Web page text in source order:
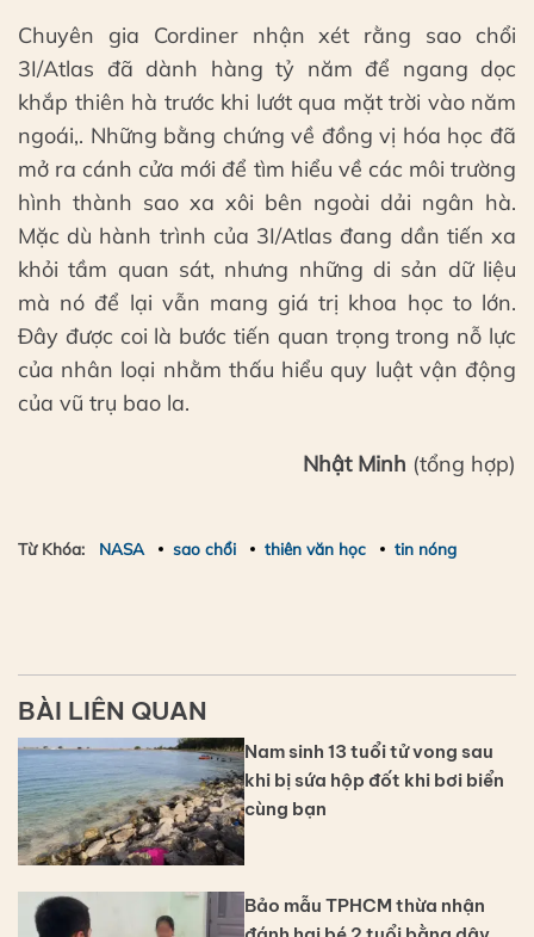
Chuyên gia Cordiner nhận xét rằng sao chổi
3I/Atlas đã dành hàng tỷ năm để ngang dọc
khắp thiên hà trước khi lướt qua mặt trời vào năm
ngoái,. Những bằng chứng về đồng vị hóa học đã
mở ra cánh cửa mới để tìm hiểu về các môi trường
hình thành sao xa xôi bên ngoài dải ngân hà.
Mặc dù hành trình của 3I/Atlas đang dần tiến xa
khỏi tầm quan sát, nhưng những di sản dữ liệu
mà nó để lại vẫn mang giá trị khoa học to lớn.
Đây được coi là bước tiến quan trọng trong nỗ lực
của nhân loại nhằm thấu hiểu quy luật vận động
của vũ trụ bao la.
Nhật Minh (tổng hợp)
Từ Khóa: NASA sao chổi thiên văn học tin nóng
BÀI LIÊN QUAN
Nam sinh 13 tuổi tử vong sau
khi bị sứa hộp đốt khi bơi biển
cùng bạn
Bảo mẫu TPHCM thừa nhận